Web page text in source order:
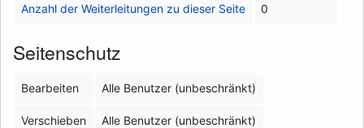
Anzahl der Weiterleitungen zu dieser Seite 0
Seitenschutz
Bearbeiten Alle Benutzer (unbeschränkt)
Verschieben Alle Benutzer (unbeschränkt)